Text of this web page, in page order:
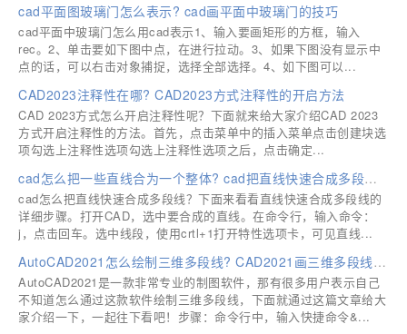
cad平面图玻璃门怎么表示? cad画平面中玻璃门的技巧
cad平面中玻璃门怎么用cad表示1、输入要画矩形的方框，输入
rec。2、单击要如下图中点，在进行拉动。3、如果下图没有显示中
点的话，可以右击对象捕捉，选择全部选择。4、如下图可以...
CAD2023注释性在哪? CAD2023方式注释性的开启方法
CAD 2023方式怎么开启注释性呢？下面就来给大家介绍CAD 2023
方式开启注释性的方法。首先，点击菜单中的插入菜单点击创建块选
项勾选上注释性选项勾选上注释性选项之后，点击确定...
cad怎么把一些直线合为一个整体? cad把直线快速合成多段线的技巧
cad怎么把直线快速合成多段线？下面来看看直线快速合成多段线的
详细步骤。打开CAD，选中要合成的直线。在命令行，输入命令：
j，点击回车。选中线段，使用crtl+1打开特性选项卡，可见直线...
AutoCAD2021怎么绘制三维多段线? CAD2021画三维多段线详细步骤
AutoCAD2021是一款非常专业的制图软件，那有很多用户表示自己
不知道怎么通过这款软件绘制三维多段线，下面就通过这篇文章给大
家介绍一下，一起往下看吧！步骤：命令行中，输入快捷命令&...